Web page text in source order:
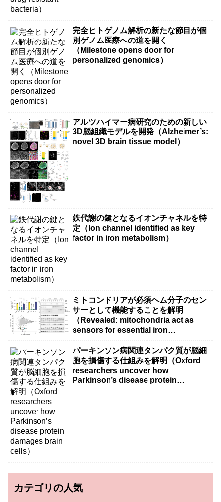
完全ヒトゲノム解析の新たな節目が個
別ゲノム医療への道を開く
（Milestone opens door for
personalized genomics）
アルツハイマー病研究のための新しい
3D脳組織モデルを開発（Alzheimer’s:
novel 3D brain tissue model）
鉄代謝の鍵となるイオンチャネルを特
定（Ion channel identified as key
factor in iron metabolism）
ミトコンドリアが必須ヘム分子のセン
サーとして機能することを解明
（Revealed: mitochondria act as
sensors for essential iron
パーキンソン病関連タンパク質が脳細
胞を損傷する仕組みを解明（Oxford
researchers uncover how
Parkinson’s disease protein
カテゴリの人気